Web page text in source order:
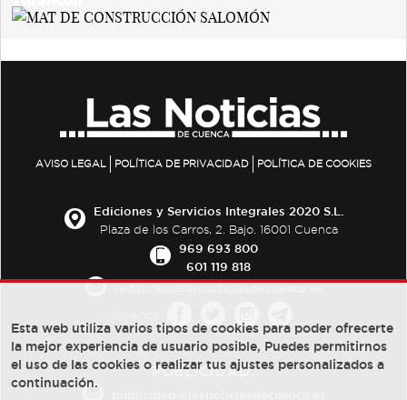
AVISO LEGAL POLÍTICA DE PRIVACIDAD POLÍTICA DE COOKIES
Ediciones y Servicios Integrales 2020 S.L.
Plaza de los Carros, 2. Bajo. 16001 Cuenca
969 693 800
601 119 818
PUBLICIDAD:
Esta web utiliza varios tipos de cookies para poder ofrecerte
la mejor experiencia de usuario posible, Puedes permitirnos
el uso de las cookies o realizar tus ajustes personalizados a
continuación.